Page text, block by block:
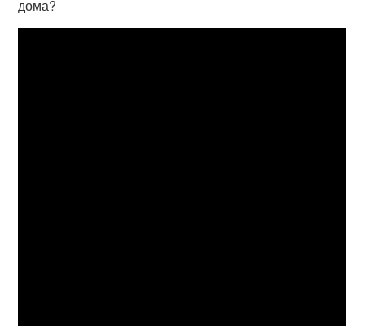
дома?